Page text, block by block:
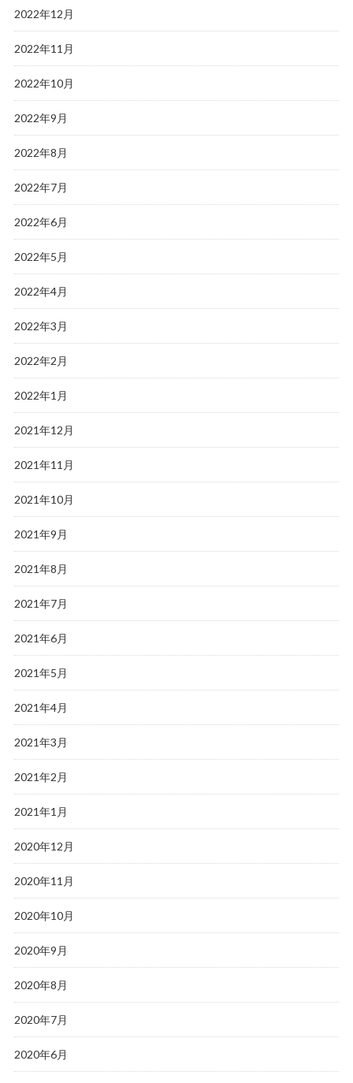
2022年12月
2022年11月
2022年10月
2022年9月
2022年8月
2022年7月
2022年6月
2022年5月
2022年4月
2022年3月
2022年2月
2022年1月
2021年12月
2021年11月
2021年10月
2021年9月
2021年8月
2021年7月
2021年6月
2021年5月
2021年4月
2021年3月
2021年2月
2021年1月
2020年12月
2020年11月
2020年10月
2020年9月
2020年8月
2020年7月
2020年6月